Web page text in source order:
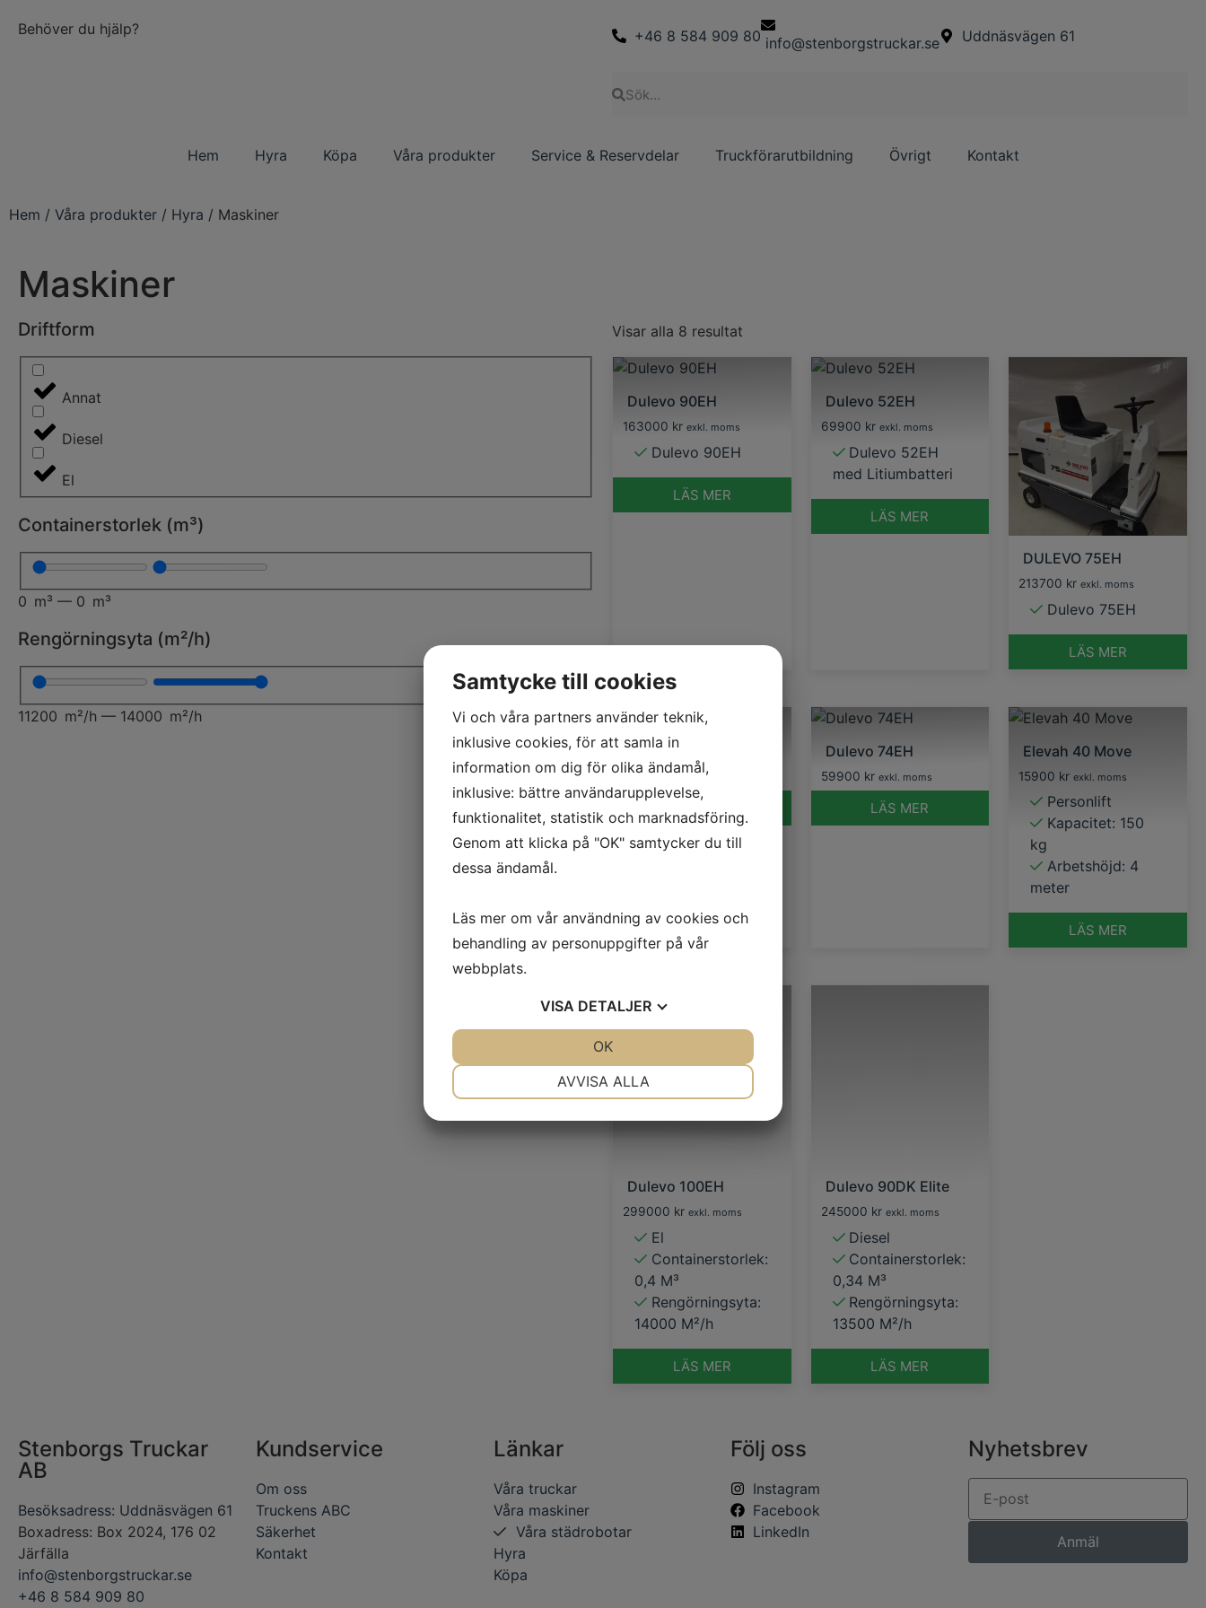
Behöver du hjälp? +46 8 584 909 80 info@stenborgstruckar.se Uddnäsvägen 61
Hem Hyra Köpa Våra produkter Service & Reservdelar Truckförarutbildning Övrigt Kontakt
Hem / Våra produkter / Hyra / Maskiner
Maskiner
Driftform
Annat
Diesel
El
Containerstorlek (m³)
0 m³ — 0 m³
Rengörningsyta (m²/h)
11200 m²/h — 14000 m²/h
Visar alla 8 resultat
Dulevo 90EH
163000 kr exkl. moms
Dulevo 90EH
LÄS MER
Dulevo 52EH
69900 kr exkl. moms
Dulevo 52EH
med Litiumbatteri
LÄS MER
DULEVO 75EH
213700 kr exkl. moms
Dulevo 75EH
LÄS MER
DULEVO 1100EH
295000kr exkl. moms
LÄS MER
Dulevo 74EH
59900 kr exkl. moms
LÄS MER
Elevah 40 Move
15900 kr exkl. moms
Personlift
Kapacitet: 150
kg
Arbetshöjd: 4
meter
LÄS MER
Dulevo 100EH
299000 kr exkl. moms
El
Containerstorlek:
0,4 M³
Rengörningsyta:
14000 M²/h
LÄS MER
Dulevo 90DK Elite
245000 kr exkl. moms
Diesel
Containerstorlek:
0,34 M³
Rengörningsyta:
13500 M²/h
LÄS MER
Stenborgs Truckar
AB
Besöksadress: Uddnäsvägen 61
Boxadress: Box 2024, 176 02
Järfälla
info@stenborgstruckar.se
+46 8 584 909 80
Kundservice
Om oss
Truckens ABC
Säkerhet
Kontakt
Länkar
Våra truckar
Våra maskiner
Våra städrobotar
Hyra
Köpa
Följ oss
Instagram
Facebook
LinkedIn
Nyhetsbrev
Anmäl
Samtycke till cookies
Vi och våra partners använder teknik,
inklusive cookies, för att samla in
information om dig för olika ändamål,
inklusive: bättre användarupplevelse,
funktionalitet, statistik och marknadsföring.
Genom att klicka på "OK" samtycker du till
dessa ändamål.
Läs mer om vår användning av cookies och
behandling av personuppgifter på vår
webbplats.
VISA DETALJER
AVVISA ALLA
OK